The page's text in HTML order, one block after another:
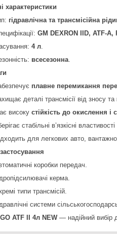
характеристики
гідравлічна та трансмісійна
GM DEXRON IID, ATF-A,
4 л.
всесезонна.
плавне перемикання
деталі трансмісії від зносу та
високу стійкість до окислення і
стабільні в’язкісні
для легкових авто,
коробки передач.
керма.
типи трансмісій.
системи
ATF II 4л NEW— надійний вибір